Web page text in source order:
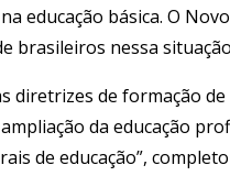
educação básica. O
brasileiros nessa
diretrizes de formação
da educação
de educação”,